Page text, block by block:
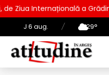
J 6 aug. / 29°
a Grădinilor Zoologice